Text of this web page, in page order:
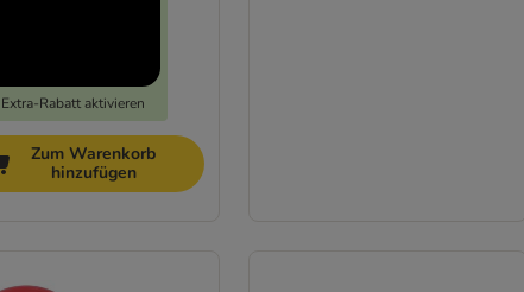
Rabatt aktivieren
Zum Warenkorb
hinzufügen